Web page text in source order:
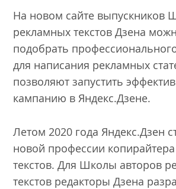
На новом сайте выпускников
рекламных текстов Дзена
подобрать
для написания рекламных
позволяют запустить
кампанию в Яндекс.Дзене.
Летом 2020 года Яндекс.Дзен
новой профессии
текстов. Для Школы авторов
текстов редакторы Дзена